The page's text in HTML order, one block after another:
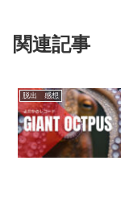
関連記事
脱出 感想